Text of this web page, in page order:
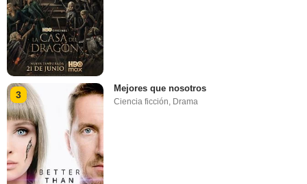
3
Mejores que nosotros
Ciencia ficción Drama